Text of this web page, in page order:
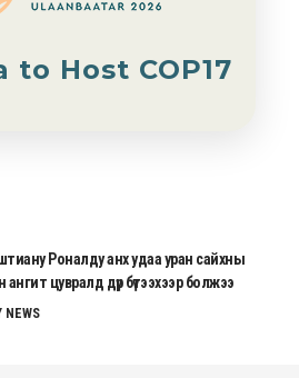
to Host COP17
Роналду анх удаа уран сайхны
ангит цувралд дүр бүтээхээр болжээ
NEWS